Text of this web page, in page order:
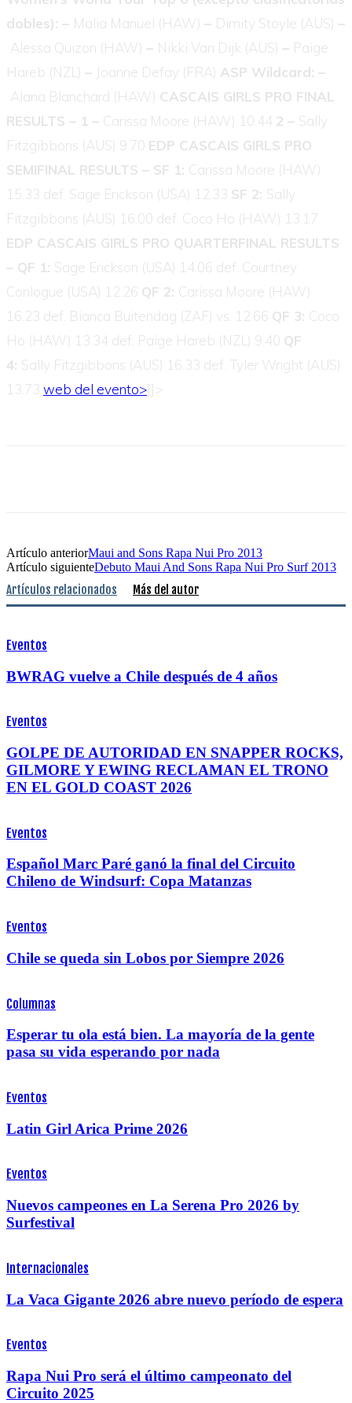
dobles): – Malia Manuel (HAW) – Dimity Stoyle (AUS) –
Alessa Quizon (HAW) – Nikki Van Dijk (AUS) – Paige
Hareb (NZL) – Joanne Defay (FRA) ASP Wildcard: –
Alana Blanchard (HAW) CASCAIS GIRLS PRO FINAL
RESULTS – 1 – Carissa Moore (HAW) 10.44 2 – Sally
Fitzgibbons (AUS) 9.70 EDP CASCAIS GIRLS PRO
SEMIFINAL RESULTS – SF 1: Carissa Moore (HAW)
15.33 def. Sage Erickson (USA) 12.33 SF 2: Sally
Fitzgibbons (AUS) 16.00 def. Coco Ho (HAW) 13.17
EDP CASCAIS GIRLS PRO QUARTERFINAL RESULTS
– QF 1: Sage Erickson (USA) 14.06 def. Courtney
Conlogue (USA) 12.26 QF 2: Carissa Moore (HAW)
16.23 def. Bianca Buitendag (ZAF) vs. 12.66 QF 3: Coco
Ho (HAW) 13.34 def. Paige Hareb (NZL) 9.40 QF
4: Sally Fitzgibbons (AUS) 16.33 def. Tyler Wright (AUS)
13.73 web del evento>]]>
Artículo anteriorMaui and Sons Rapa Nui Pro 2013
Artículo siguienteDebuto Maui And Sons Rapa Nui Pro Surf 2013
Artículos relacionados Más del autor
Eventos
BWRAG vuelve a Chile después de 4 años
Eventos
GOLPE DE AUTORIDAD EN SNAPPER ROCKS,
GILMORE Y EWING RECLAMAN EL TRONO
EN EL GOLD COAST 2026
Eventos
Español Marc Paré ganó la final del Circuito
Chileno de Windsurf: Copa Matanzas
Eventos
Chile se queda sin Lobos por Siempre 2026
Columnas
Esperar tu ola está bien. La mayoría de la gente
pasa su vida esperando por nada
Eventos
Latin Girl Arica Prime 2026
Eventos
Nuevos campeones en La Serena Pro 2026 by
Surfestival
Internacionales
La Vaca Gigante 2026 abre nuevo período de espera
Eventos
Rapa Nui Pro será el último campeonato del
Circuito 2025